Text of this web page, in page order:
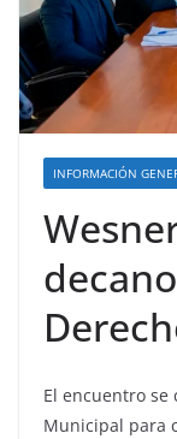
INFORMACIÓN
El encuentro se
Municipal para